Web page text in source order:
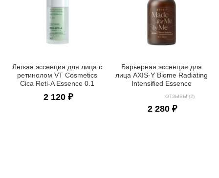
Легкая эссенция для лица с
ретинолом VT Cosmetics
Cica Reti-A Essence 0.1
2 120 ₽
Барьерная эссенция для
лица AXIS-Y Biome Radiating
Intensified Essence
ОТЗЫВЫ (2)
2 280 ₽